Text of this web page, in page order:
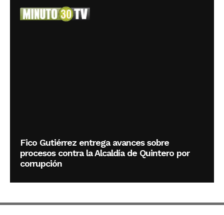
Fico Gutiérrez entrega avances sobre
procesos contra la Alcaldía de Quintero por
corrupción